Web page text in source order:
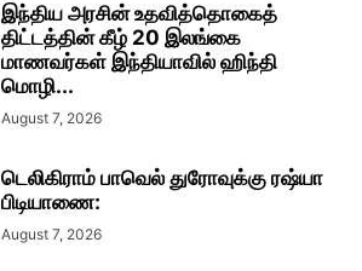
இந்திய அரசின் உதவித்தொகைத்
திட்டத்தின் கீழ் 20 இலங்கை
மாணவர்கள் இந்தியாவில் ஹிந்தி
மொழி...
August 7, 2026
டெலிகிராம் பாவெல் துரோவுக்கு ரஷ்யா
பிடியாணை:
August 7, 2026